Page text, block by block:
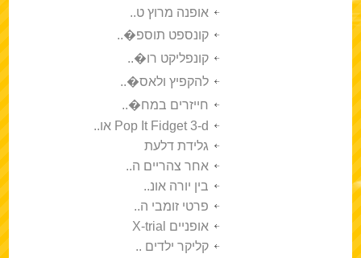
אופנה מרוץ ט..
קונספט תוספ�..
קונפליקט רו�..
להקפיץ ולאס�..
חייזרים במח�..
Pop It Fidget 3-d או..
גלידת דלעת
אחר צהריים ה..
בין יורה אונ..
פרטי זומבי ה..
אופניים X-trial
קליקר ילדים ..